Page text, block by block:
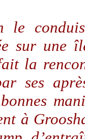
sur une
la
ses
à